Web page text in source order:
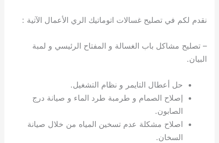
نقدم لكم في تصليح غسالات اتوماتيك الري الأعمال الآتية :
– تصليح مشاكل باب الغسالة و المفتاح الرئيسي و لمبة
البيان.
حل أعطال التايمر و نظام التشغيل.
إصلاح الصمام و طرمبة طرد الماء و صيانة درج
الصابون.
اصلاح مشكلة عدم تسخين المياه من خلال صيانة
السخان.